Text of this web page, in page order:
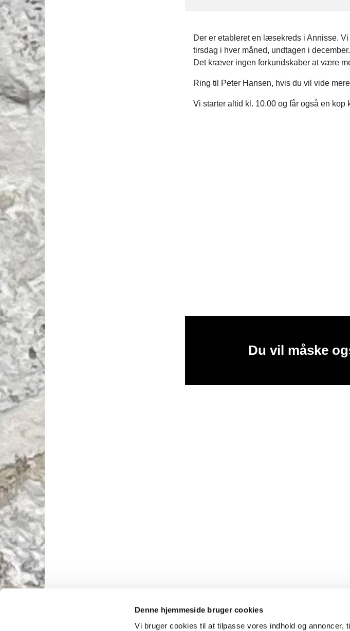
Denne hjemmeside bruger cookies
Vi bruger cookies til at tilpasse vores indhold og annoncer,
Der er etableret en læsekreds i Annisse.
tirsdag i hver måned, undtagen i december.
Det kræver ingen forkundskaber at være
Ring til Peter Hansen, hvis du vil vide
Vi starter altid kl. 10.00 og får også en kop
Du vil måske